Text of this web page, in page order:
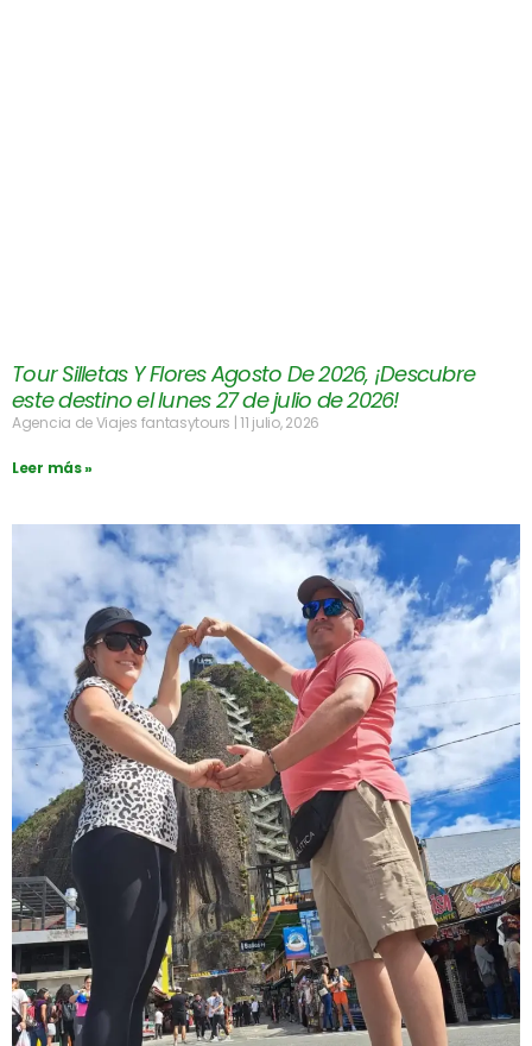
Tour Silletas Y Flores Agosto De 2026, ¡Descubre
este destino el lunes 27 de julio de 2026!
Agencia de Viajes fantasytours 11 julio, 2026
Leer más »